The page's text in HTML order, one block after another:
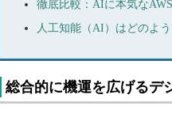
徹底比較：AIに本気な
人工知能（AI）はどのよ
総合的に機運を広げるデ